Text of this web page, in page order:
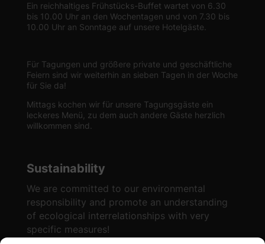
Ein reichhaltiges Frühstücks-Buffet wartet von 6.30
bis 10.00 Uhr an den Wochentagen und von 7.30 bis
10.00 Uhr an Sonntage auf unsere Hotelgäste.
Für Tagungen und größere private und geschäftliche
Feiern sind wir weiterhin an sieben Tagen in der Woche
für Sie da!
Mittags kochen wir für unsere Tagungsgäste ein
leckeres Menü, zu dem auch andere Gäste herzlich
willkommen sind.
Sustainability
We are committed to our environmental
responsibility and promote an understanding
of ecological interrelationships with very
specific measures!